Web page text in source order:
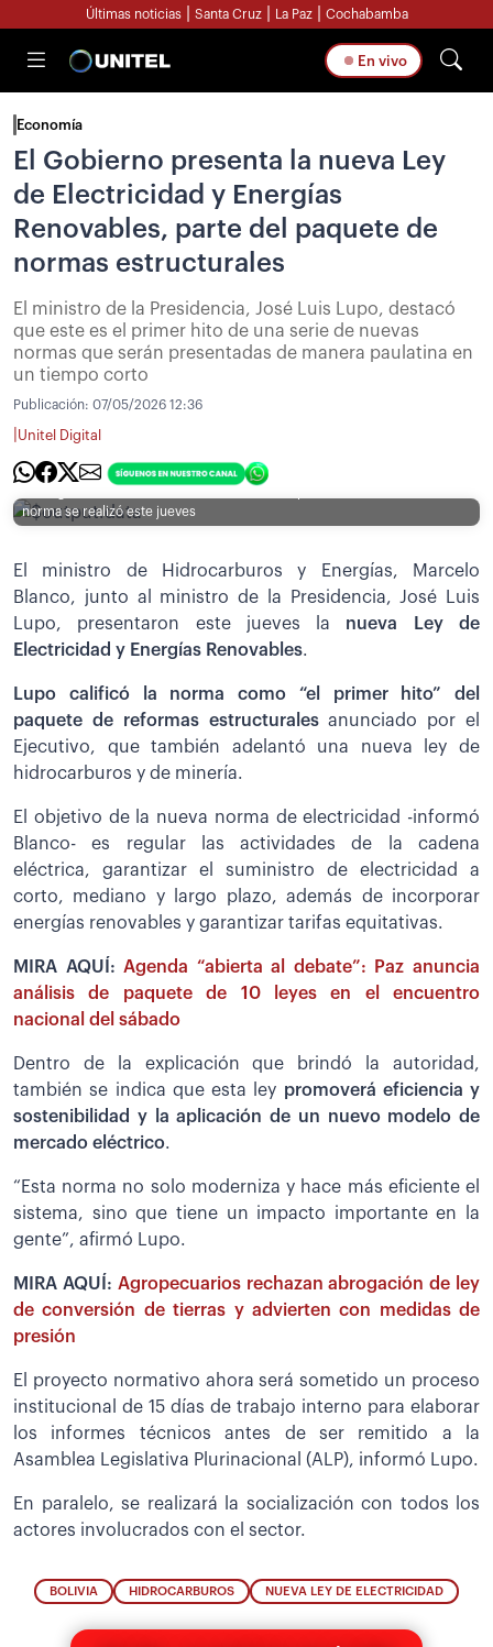
Últimas noticias Santa Cruz La Paz Cochabamba
En vivo
Economía
El Gobierno presenta la nueva Ley
de Electricidad y Energías
Renovables, parte del paquete de
normas estructurales
El ministro de la Presidencia, José Luis Lupo, destacó
que este es el primer hito de una serie de nuevas
normas que serán presentadas de manera paulatina en
un tiempo corto
Publicación: 07/05/2026 12:36
Unitel Digital
norma se realizó este jueves
El ministro de Hidrocarburos y Energías, Marcelo
Blanco, junto al ministro de la Presidencia, José Luis
Lupo, presentaron este jueves la nueva Ley de
Electricidad y Energías Renovables.
Lupo calificó la norma como “el primer hito” del
paquete de reformas estructuralesanunciado por el
Ejecutivo, que también adelantó una nueva ley de
hidrocarburos y de minería.
El objetivo de la nueva norma de electricidad -informó
Blanco- es regular las actividades de la cadena
eléctrica, garantizar el suministro de electricidad a
corto, mediano y largo plazo, además de incorporar
energías renovables y garantizar tarifas equitativas.
MIRA AQUÍ:Agenda “abierta al debate”: Paz anuncia
análisis de paquete de 10 leyes en el encuentro
nacional del sábado
Dentro de la explicación que brindó la autoridad,
también se indica que esta ley promoverá eficiencia y
sostenibilidad y la aplicación de un nuevo modelo de
mercado eléctrico.
“Esta norma no solo moderniza y hace más eficiente el
sistema, sino que tiene un impacto importante en la
gente”, afirmó Lupo.
MIRA AQUÍ: Agropecuarios rechazan abrogación de ley
de conversión de tierras y advierten con medidas de
presión
El proyecto normativo ahora será sometido un proceso
institucional de 15 días de trabajo interno para elaborar
los informes técnicos antes de ser remitido a la
Asamblea Legislativa Plurinacional (ALP), informó Lupo.
En paralelo, se realizará la socialización con todos los
actores involucrados con el sector.
BOLIVIA HIDROCARBUROS NUEVA LEY DE ELECTRICIDAD